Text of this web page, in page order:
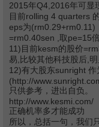
2015年Q4,2016年可显
目前rolling 4 quarters
eps为(rm0.29+rm0.11)
=rm0.40sen ,取pe=15
11)目前kesm的股价
易,比较其他科技股后,明
12)有大股东sunright 作
(http://
只供参考，进出自负。
http://www.kesmi.com/
正确机率多才能成功
所以，总括一句，我们